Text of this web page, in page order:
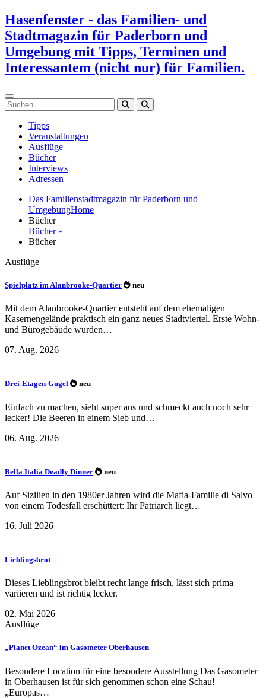
Zum
Inhalt
springen
Hasenfenster - das Familien- und
Stadtmagazin für Paderborn und
Umgebung mit Tipps, Terminen und
Interessantem (nicht nur) für Familien.
Suchen
Tipps
Veranstaltungen
Ausflüge
Bücher
Interviews
Adressen
Das Familienstadtmagazin für Paderborn und
UmgebungHome
Bücher
Bücher »
Bücher
Ausflüge
Spielplatz im Alanbrooke-Quartier neu
Mit dem Alanbrooke-Quartier entsteht auf dem ehemaligen
Kasernengelände praktisch ein ganz neues Stadtviertel. Erste Wohn-
und Bürogebäude wurden…
07. Aug. 2026
Drei-Etagen-Gugel neu
Einfach zu machen, sieht super aus und schmeckt auch noch sehr
lecker! Die Beeren in einem Sieb und…
06. Aug. 2026
Bella Italia Deadly Dinner neu
Auf Sizilien in den 1980er Jahren wird die Mafia-Familie di Salvo
von einem Todesfall erschüttert: Ihr Patriarch liegt…
16. Juli 2026
Lieblingsbrot
Dieses Lieblingsbrot bleibt recht lange frisch, lässt sich prima
variieren und ist richtig lecker.
02. Mai 2026
Ausflüge
„Planet Ozean“ im Gasometer Oberhausen
Besondere Location für eine besondere Ausstellung Das Gasometer
in Oberhausen ist für sich genommen schon eine Schau!
„Europas…